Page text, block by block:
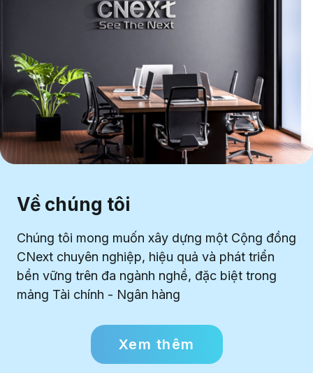
Về chúng tôi
Chúng tôi mong muốn xây dựng một Cộng đồng
CNext chuyên nghiệp, hiệu quả và phát triển
bền vững trên đa ngành nghề, đặc biệt trong
mảng Tài chính - Ngân hàng
Xem thêm